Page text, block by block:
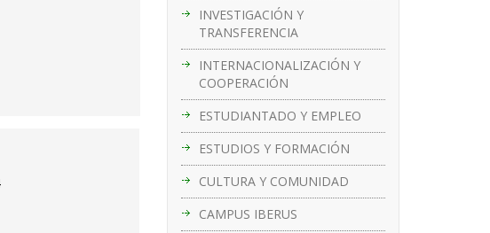
INVESTIGACIÓN Y
TRANSFERENCIA
INTERNACIONALIZACIÓN Y
COOPERACIÓN
ESTUDIANTADO Y EMPLEO
ESTUDIOS Y FORMACIÓN
CULTURA Y COMUNIDAD
CAMPUS IBERUS